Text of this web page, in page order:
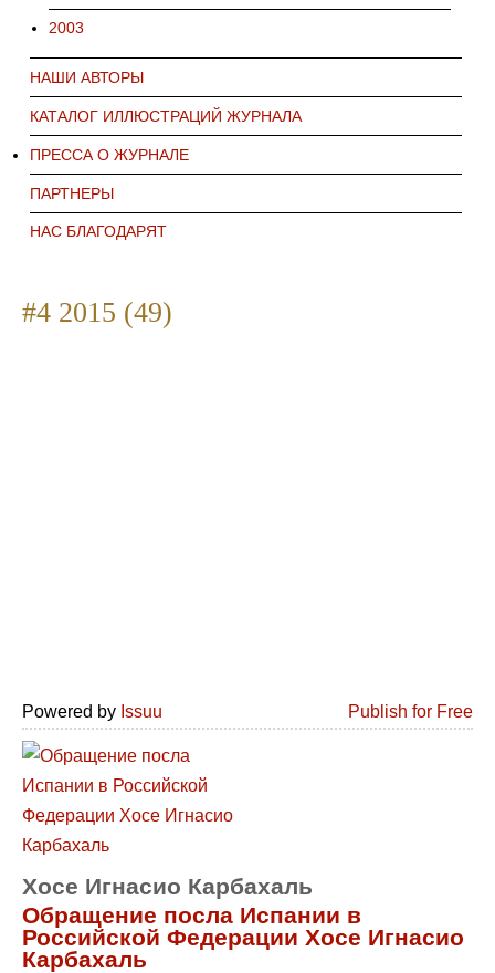
2003
НАШИ АВТОРЫ
КАТАЛОГ ИЛЛЮСТРАЦИЙ ЖУРНАЛА
ПРЕССА О ЖУРНАЛЕ
ПАРТНЕРЫ
НАС БЛАГОДАРЯТ
#4 2015 (49)
Powered by Issuu Publish for Free
Хосе Игнасио Карбахаль
Обращение посла Испании в
Российской Федерации Хосе Игнасио
Карбахаль